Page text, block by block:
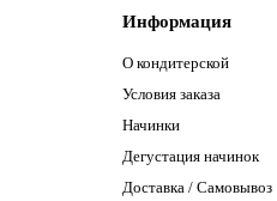
Информация
О кондитерской
Условия заказа
Начинки
Дегустация начинок
Доставка / Самовывоз